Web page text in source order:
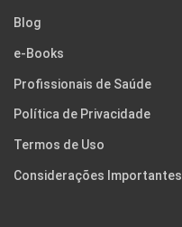
Blog
e-Books
Profissionais de Saúde
Política de Privacidade
Termos de Uso
Considerações Importantes